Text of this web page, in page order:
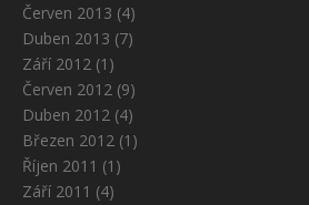
Červen 2013 (4)
Duben 2013 (7)
Září 2012 (1)
Červen 2012 (9)
Duben 2012 (4)
Březen 2012 (1)
Říjen 2011 (1)
Září 2011 (4)